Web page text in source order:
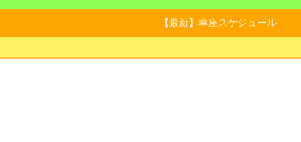
【最新】幸座スケジュール